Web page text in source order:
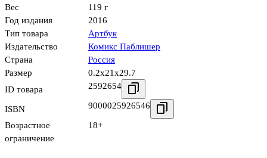
Вес
119 г
Год издания
2016
Тип товара
Артбук
Издательство
Комикс Паблишер
Страна
Россия
Размер
0.2x21x29.7
ID товара
2592654
ISBN 9000025926546
Возрастное
ограничение
18+